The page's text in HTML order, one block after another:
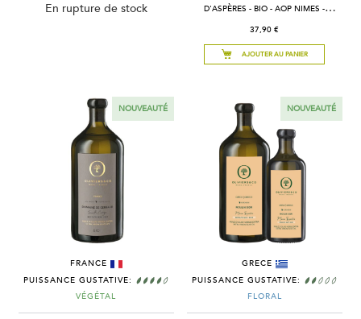
En rupture de stock
D'ASPÈRES - BIO - AOP NIMES -
FRANCE
37,90 €
AJOUTER AU PANIER
NOUVEAUTÉ
FRANCE
PUISSANCE GUSTATIVE:
VÉGÉTAL
NOUVEAUTÉ
GRECE
PUISSANCE GUSTATIVE:
FLORAL